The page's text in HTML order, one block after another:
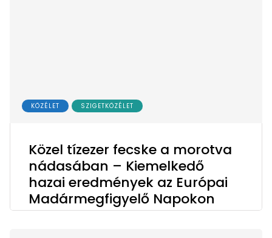
KÖZÉLET SZIGETKÖZÉLET
Közel tízezer fecske a morotva
nádasában – Kiemelkedő
hazai eredmények az Európai
Madármegfigyelő Napokon